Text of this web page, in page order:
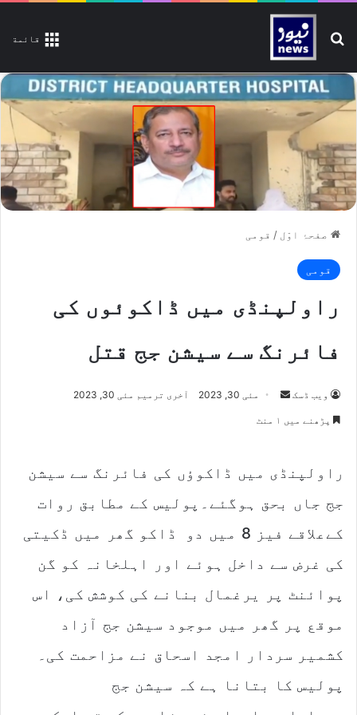
قائمة تلاش کیجیے
صفحۂ اوّل / قومی
قومی
راولپنڈی میں ڈاکوئوں کی
فائرنگ سے سیشن جج قتل
ویب ڈسک
Send مئی 30, 2023 آخری ترمیم مئی 30, 2023
پڑھنے میں ۱ منٹ
راولپنڈی میں ڈاکوؤں کی فائرنگ سے سیشن
جج جاں بحق ہوگئے۔پولیس کے مطابق روات
کےعلاقے فیز 8 میں دو ڈاکو گھر میں ڈکیتی
کی غرض سے داخل ہوئے اور اہلخانہ کو گن
پوائنٹ پر یرغمال بنانے کی کوشش کی، اس
موقع پر گھر میں موجود سیشن جج آزاد
کشمیر سردار امجد اسحاق نے مزاحمت کی۔
پولیس کا بتانا ہے کہ سیشن جج